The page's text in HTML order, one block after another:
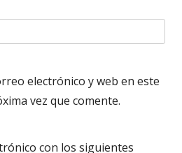
electrónico y web en este
vez que comente.
con los siguientes